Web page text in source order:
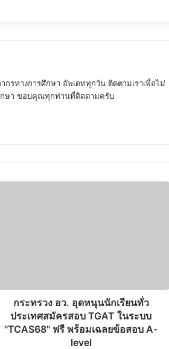
กรทางการศึกษา อัพเดททุกวัน ติดตามเราเพื่อไม่
กษา ขอบคุณทุกท่านที่ติดตามครับ
รวง
กระทรวง อว. อุดหนุนนักเรียนทั่ว
ประเทศสมัครสอบ TGAT ในระบบ
"TCAS68" ฟรี พร้อมเฉลยข้อสอบ A-
level